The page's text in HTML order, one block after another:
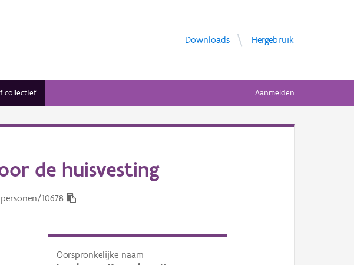
Downloads Hergebruik
collectief Aanmelden
de huisvesting
10678
Oorspronkelijke naam